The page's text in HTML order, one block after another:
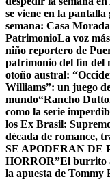
se viene en la
semana: Casa
PatrimonioLa voz
niño reportero de
patrimonio del fin del
otoño austral:
Williams”: un juego
mundo“Rancho
como la serie
los Ex Brasil:
década de romance,
SE APODERAN DE
HORROR”El burrito
la apuesta de Tommy